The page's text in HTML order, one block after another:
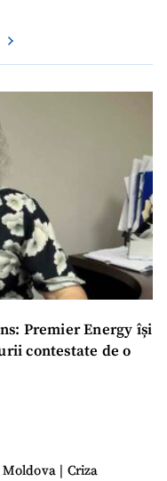
Premier Energy își
contestate de o
| Criza